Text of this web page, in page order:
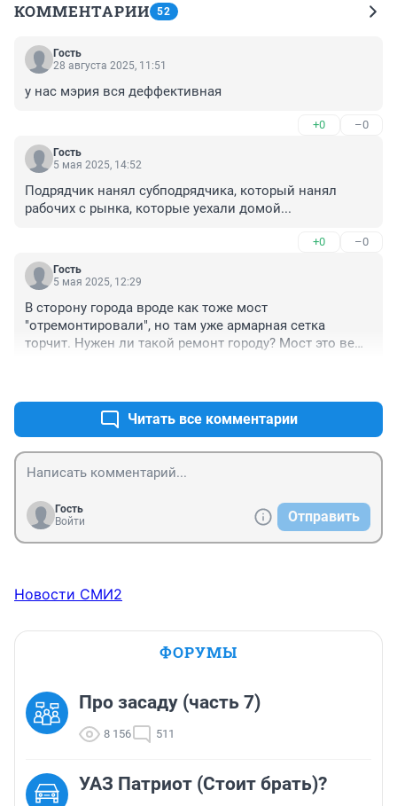
КОММЕНТАРИИ 52
Гость
28 августа 2025, 11:51
у нас мэрия вся деффективная
+0 –0
Гость
5 мая 2025, 14:52
Подрядчик нанял субподрядчика, который нанял
рабочих с рынка, которые уехали домой...
+0 –0
Гость
5 мая 2025, 12:29
В сторону города вроде как тоже мост
"отремонтировали", но там уже армарная сетка
торчит. Нужен ли такой ремонт городу? Мост это вещь
Читать все комментарии
Гость
Войти
Отправить
Новости СМИ2
ФОРУМЫ
Про засаду (часть 7)
8 156 511
УАЗ Патриот (Стоит брать)?